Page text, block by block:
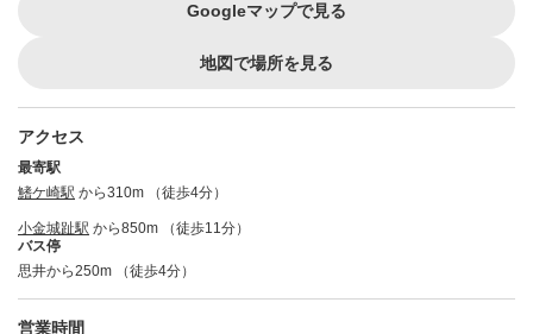
Googleマップで見る
地図で場所を見る
アクセス
最寄駅
鰭ケ崎駅 から310m （徒歩4分）
小金城趾駅 から850m （徒歩11分）
バス停
思井から250m （徒歩4分）
営業時間